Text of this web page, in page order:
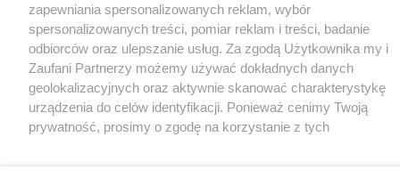
zapewniania spersonalizowanych reklam, wybór
spersonalizowanych treści, pomiar reklam i treści, badanie
odbiorców oraz ulepszanie usług. Za zgodą Użytkownika my i
Zaufani Partnerzy możemy używać dokładnych danych
geolokalizacyjnych oraz aktywnie skanować charakterystykę
urządzenia do celów identyfikacji. Ponieważ cenimy Twoją
prywatność, prosimy o zgodę na korzystanie z tych